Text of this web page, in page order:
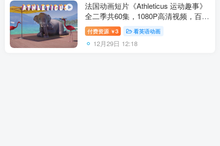
法国动画短片《Athleticus 运动趣事》
全二季共60集，1080P高清视频，百度
网盘下载！
付费资源 ￥3 看英语动画
12月29日 12:18